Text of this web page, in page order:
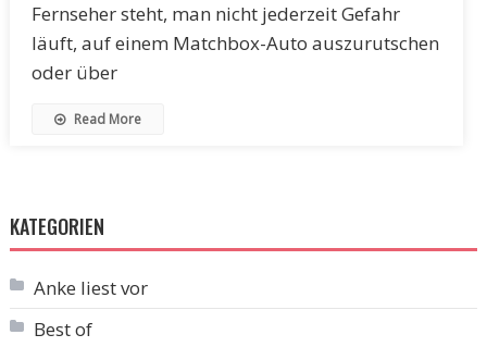
Fernseher steht, man nicht jederzeit Gefahr
läuft, auf einem Matchbox-Auto auszurutschen
oder über
Read More
KATEGORIEN
Anke liest vor
Best of